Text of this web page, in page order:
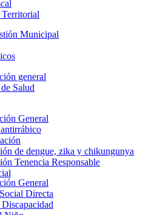
Municipal
general
Salud
General
de dengue, zika y chikungunya
Tenencia Responsable
General
Directa